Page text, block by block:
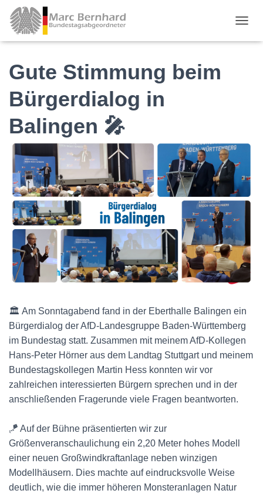
Gute Stimmung beim
Bürgerdialog in
Balingen 🎤
🏛️ Am Sonntagabend fand in der Eberthalle Balingen ein
Bürgerdialog der AfD-Landesgruppe Baden-Württemberg
im Bundestag statt. Zusammen mit meinem AfD-Kollegen
Hans-Peter Hörner aus dem Landtag Stuttgart und meinem
Bundestagskollegen Martin Hess konnten wir vor
zahlreichen interessierten Bürgern sprechen und in der
anschließenden Fragerunde viele Fragen beantworten.
🪁 Auf der Bühne präsentierten wir zur
Größenveranschaulichung ein 2,20 Meter hohes Modell
einer neuen Großwindkraftanlage neben winzigen
Modellhäusern. Dies machte auf eindrucksvolle Weise
deutlich, wie die immer höheren Monsteranlagen Natur